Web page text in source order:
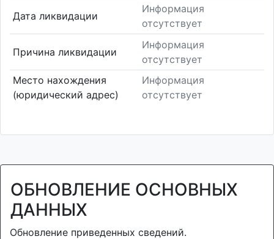
Дата ликвидации
Информация
отсутствует
Причина ликвидации
Информация
отсутствует
Место нахождения
(юридический адрес)
Информация
отсутствует
ОБНОВЛЕНИЕ ОСНОВНЫХ
ДАННЫХ
Обновление приведенных сведений.